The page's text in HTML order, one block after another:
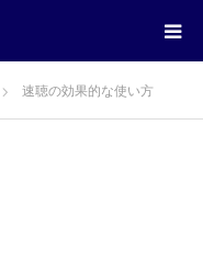
速聴の効果的な使い方